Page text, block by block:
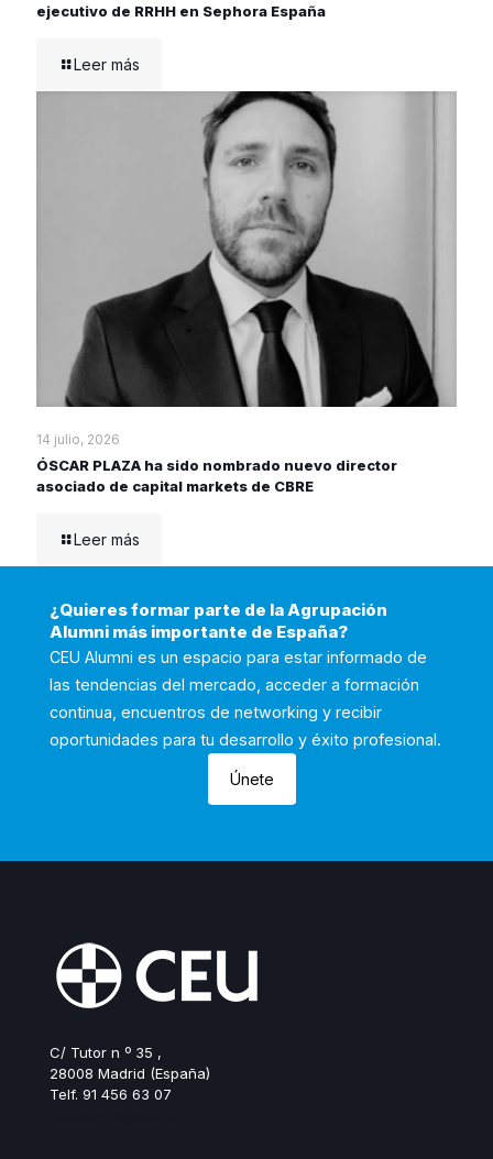
ejecutivo de RRHH en Sephora España
Leer más
14 julio, 2026
ÓSCAR PLAZA ha sido nombrado nuevo director
asociado de capital markets de CBRE
Leer más
¿Quieres formar parte de la Agrupación
Alumni más importante de España?
CEU Alumni es un espacio para estar informado de
las tendencias del mercado, acceder a formación
continua, encuentros de networking y recibir
oportunidades para tu desarrollo y éxito profesional.
Únete
C/ Tutor n º 35 ,
28008 Madrid (España)
Telf. 91 456 63 07